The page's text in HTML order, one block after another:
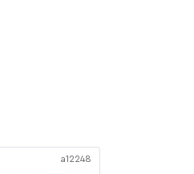
a12248